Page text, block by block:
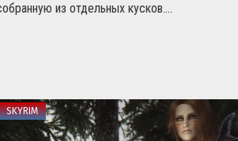
из отдельных кусков....
SKYRIM